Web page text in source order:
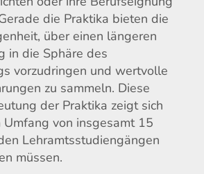
die Praktika bieten die
über einen längeren
in die Sphäre des
vorzudringen und wertvolle
zu sammeln. Diese
der Praktika zeigt sich
Umfang von insgesamt 15
Lehramtsstudiengängen
müssen.